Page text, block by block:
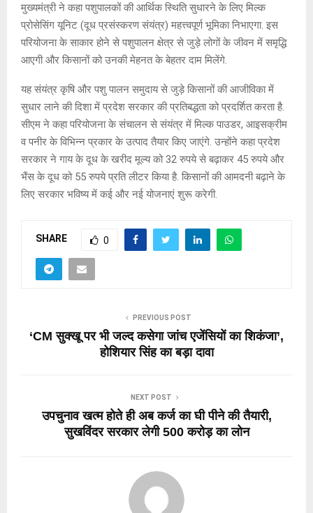
मुख्यमंत्री ने कहा पशुपालकों की आर्थिक स्थिति सुधारने के लिए मिल्क
प्रोसेसिंग यूनिट (दूध प्रसंस्करण संयंत्र) महत्त्वपूर्ण भूमिका निभाएगा. इस
परियोजना के साकार होने से पशुपालन क्षेत्र से जुड़े लोगों के जीवन में समृद्धि
आएगी और किसानों को उनकी मेहनत के बेहतर दाम मिलेंगे.
यह संयंत्र कृषि और पशु पालन समुदाय से जुड़े किसानों की आजीविका में
सुधार लाने की दिशा में प्रदेश सरकार की प्रतिबद्धता को प्रदर्शित करता है.
सीएम ने कहा परियोजना के संचालन से संयंत्र में मिल्क पाउडर, आइसक्रीम
व पनीर के विभिन्न प्रकार के उत्पाद तैयार किए जाएंगे. उन्होंने कहा प्रदेश
सरकार ने गाय के दूध के खरीद मूल्य को 32 रुपये से बढ़ाकर 45 रुपये और
भैंस के दूध को 55 रुपये प्रति लीटर किया है. किसानों की आमदनी बढ़ाने के
लिए सरकार भविष्य में कई और नई योजनाएं शुरू करेगी.
SHARE 0
PREVIOUS POST
‘CM सुक्खू पर भी जल्द कसेगा जांच एजेंसियों का शिकंजा’,
होशियार सिंह का बड़ा दावा
NEXT POST
उपचुनाव खत्म होते ही अब कर्ज का घी पीने की तैयारी,
सुखविंदर सरकार लेगी 500 करोड़ का लोन